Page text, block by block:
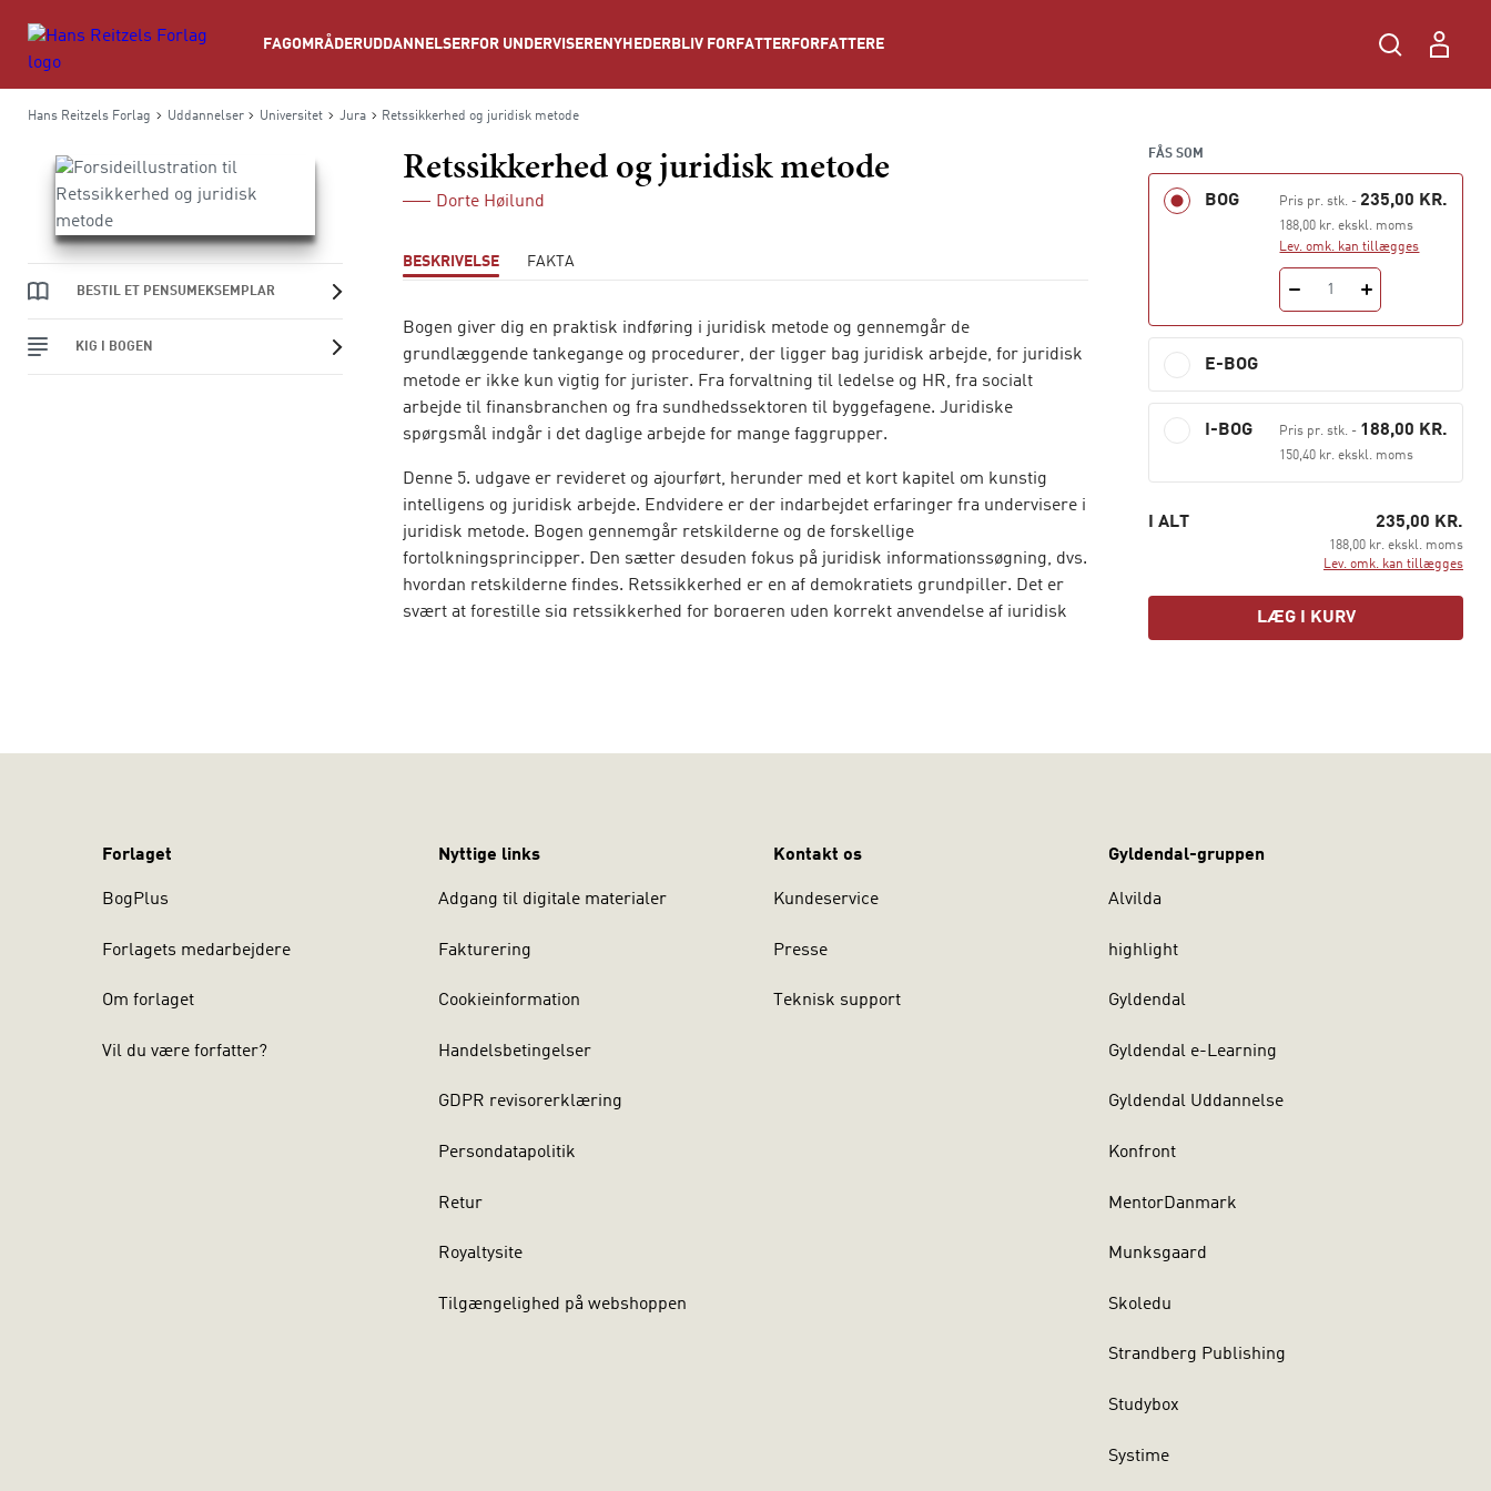
FAGOMRÅDERUDDANNELSER FOR UNDERVISERE NYHEDER BLIV FORFATTER FORFATTERE
Hans Reitzels Forlag Uddannelser Universitet Jura Retssikkerhed og juridisk metode
BESTIL ET PENSUMEKSEMPLAR
KIG I BOGEN
Retssikkerhed og juridisk metode
Dorte Høilund
BESKRIVELSE FAKTA
Bogen giver dig en praktisk indføring i juridisk metode og gennemgår de
grundlæggende tankegange og procedurer, der ligger bag juridisk arbejde, for juridisk
metode er ikke kun vigtig for jurister. Fra forvaltning til ledelse og HR, fra socialt
arbejde til finansbranchen og fra sundhedssektoren til byggefagene. Juridiske
spørgsmål indgår i det daglige arbejde for mange faggrupper.
Denne 5. udgave er revideret og ajourført, herunder med et kort kapitel om kunstig
intelligens og juridisk arbejde. Endvidere er der indarbejdet erfaringer fra undervisere i
juridisk metode. Bogen gennemgår retskilderne og de forskellige
fortolkningsprincipper. Den sætter desuden fokus på juridisk informationssøgning, dvs.
hvordan retskilderne findes. Retssikkerhed er en af demokratiets grundpiller. Det er
svært at forestille sig retssikkerhed for borgeren uden korrekt anvendelse af juridisk
FÅS SOM
BOG Pris pr. stk. - 235,00 KR.
188,00 kr. ekskl. moms
Lev. omk. kan tillægges
1
E-BOG
I-BOG Pris pr. stk. - 188,00 KR.
150,40 kr. ekskl. moms
I ALT 235,00 KR.
188,00 kr. ekskl. moms
Lev. omk. kan tillægges
LÆG I KURV
Forlaget
BogPlus
Forlagets medarbejdere
Om forlaget
Vil du være forfatter?
Nyttige links
Adgang til digitale materialer
Fakturering
Cookieinformation
Handelsbetingelser
GDPR revisorerklæring
Persondatapolitik
Retur
Royaltysite
Tilgængelighed på webshoppen
Kontakt os
Kundeservice
Presse
Teknisk support
Gyldendal-gruppen
Alvilda
highlight
Gyldendal
Gyldendal e-Learning
Gyldendal Uddannelse
Konfront
MentorDanmark
Munksgaard
Skoledu
Strandberg Publishing
Studybox
Systime